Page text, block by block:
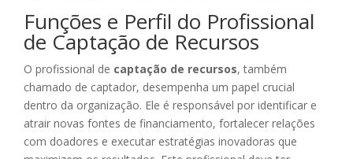
Funções e Perfil do Profissional
de Captação de Recursos
O profissional de captação de recursos, também
chamado de captador, desempenha um papel crucial
dentro da organização. Ele é responsável por identificar e
atrair novas fontes de financiamento, fortalecer relações
com doadores e executar estratégias inovadoras que